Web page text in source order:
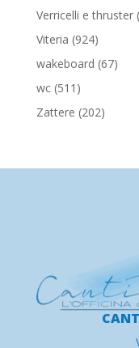
prodotti
Verricelli e thruster
Viteria 924924
prodotti
wakeboard 6767
wc 511 511
prodotti
Zattere 202202